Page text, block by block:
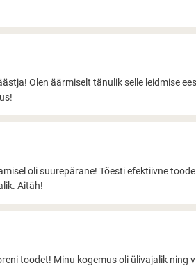
Olen äärmiselt tänulik selle leidmise
oli suurepärane! Tõesti efektiivne
Aitäh!
toodet! Minu kogemus oli ülivajalik ning